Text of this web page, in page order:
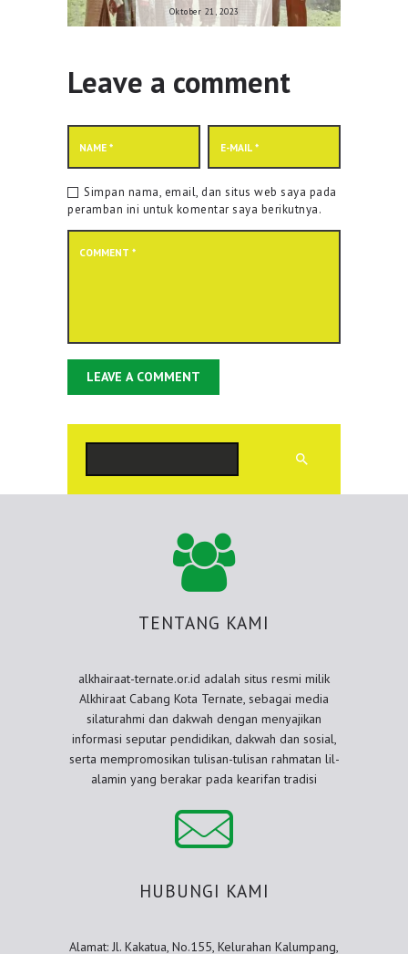
Oktober 21, 2023
Leave a comment
Simpan nama, email, dan situs web saya pada
peramban ini untuk komentar saya berikutnya.
TENTANG KAMI
alkhairaat-ternate.or.id adalah situs resmi milik
Alkhiraat Cabang Kota Ternate, sebagai media
silaturahmi dan dakwah dengan menyajikan
informasi seputar pendidikan, dakwah dan sosial,
serta mempromosikan tulisan-tulisan rahmatan lil-
alamin yang berakar pada kearifan tradisi
HUBUNGI KAMI
Alamat: Jl. Kakatua, No.155, Kelurahan Kalumpang,